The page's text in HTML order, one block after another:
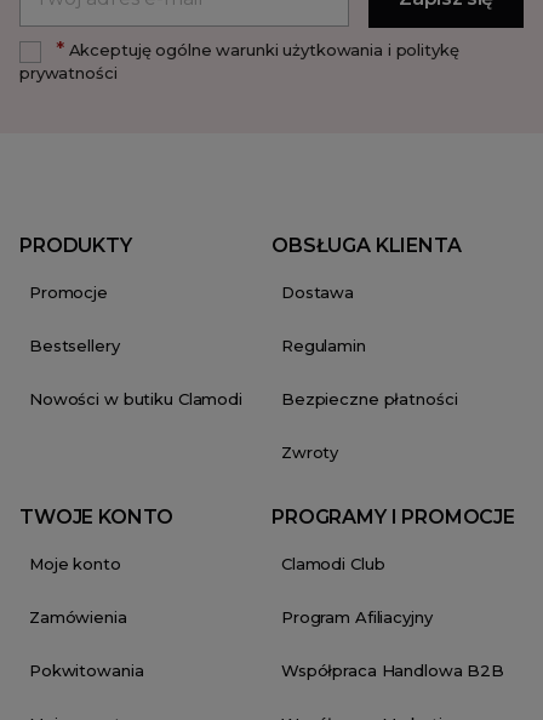
*Akceptuję ogólne warunki użytkowania i politykę
prywatności
PRODUKTY
Promocje
Bestsellery
Nowości w butiku Clamodi
OBSŁUGA KLIENTA
Dostawa
Regulamin
Bezpieczne płatności
Zwroty
TWOJE KONTO
Moje konto
Zamówienia
Pokwitowania
PROGRAMY I PROMOCJE
Clamodi Club
Program Afiliacyjny
Współpraca Handlowa B2B